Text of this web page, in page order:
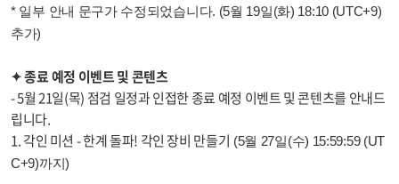
* 일부 안내 문구가 수정되었습니다. (5월 19일(화) 18:10 (UTC+9)
추가)
✦ 종료 예정 이벤트 및 콘텐츠
- 5월 21일(목) 점검 일정과 인접한 종료 예정 이벤트 및 콘텐츠를 안내드
립니다.
1. 각인 미션 - 한계 돌파! 각인 장비 만들기 (5월 27일(수) 15:59:59 (UT
C+9)까지)